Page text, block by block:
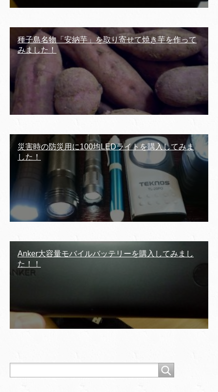
種子島名物「安納芋」を取り寄せて焼き芋を作って
みました！
災害時の防災用に100均LEDライトを購入してみま
した！
Anker大容量モバイルバッテリーを購入してみまし
た！！